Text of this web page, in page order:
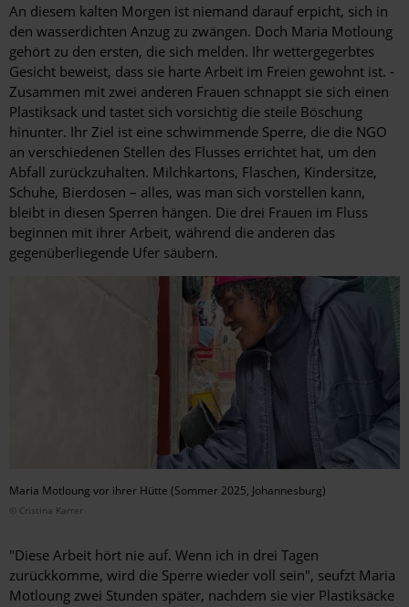
An diesem kalten Morgen ist niemand darauf erpicht, sich in
den wasserdichten Anzug zu zwängen. Doch Maria Motloung
gehört zu den ersten, die sich melden. Ihr wettergegerbtes
Gesicht beweist, dass sie harte Arbeit im Freien gewohnt ist. ­
Zusammen mit zwei anderen Frauen schnappt sie sich einen
Plastiksack und tastet sich vorsichtig die steile Böschung
hinunter. Ihr Ziel ist eine schwimmende Sperre, die die NGO
an verschiedenen Stellen des Flusses errichtet hat, um den
Abfall zurückzuhalten. Milchkartons, Flaschen, Kindersitze,
Schuhe, Bierdosen – alles, was man sich vorstellen kann,
bleibt in diesen Sperren hängen. Die drei Frauen im Fluss
beginnen mit ihrer Arbeit, während die anderen das
gegenüberliegende Ufer säubern.
Maria Motloung vor ihrer Hütte (Sommer 2025, Johannesburg)
© Cristina Karrer
"Diese Arbeit hört nie auf. Wenn ich in drei Tagen
zurückkomme, wird die Sperre wieder voll sein", seufzt Maria
Motloung zwei Stunden später, nachdem sie vier Plastiksäcke